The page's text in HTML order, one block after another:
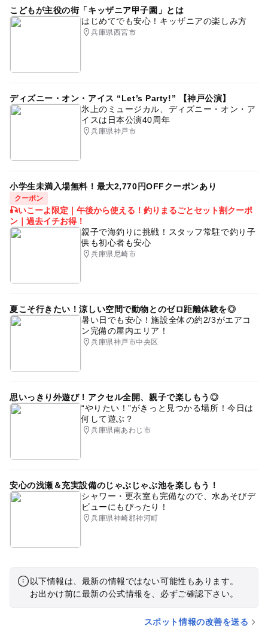
こどもが主役の街「キッザニア甲子園」とは
はじめてでも安心！キッザニアの楽しみ方
兵庫県西宮市
ディズニー・オン・アイス “Let’s Party!” 【神戸公演】
氷上のミュージカル、ディズニー・オン・ア
イスは日本公演40周年
兵庫県神戸市
小学生未満入場無料！最大2,770円OFFクーポンあり
クーポン
🎣いこーよ限定｜午後から使える！釣りまるごとセット割クーポ
ン｜過去イチお得！
親子で海釣りに挑戦！スタッフ常駐で釣り子
供も初心者も安心
兵庫県尼崎市
夏こそ行きたい！涼しい空間で動物とのゼロ距離体験を◎
暑い日でも安心！施設全体の約2/3がエアコ
ン完備の屋内エリア！
兵庫県神戸市中央区
思いっきり外遊び！アクセル全開、親子で楽しもう◎
“やりたい！”がきっと見つかる場所！今日は
何して遊ぶ？
兵庫県南あわじ市
安心の浅瀬＆充実設備のじゃぶじゃぶ池を楽しもう！
シャワー・更衣室も完備なので、水あそびデ
ビューにもぴったり！
兵庫県神崎郡神河町
以下情報は、最新の情報ではない可能性もあります。
お出かけ前に最新の公式情報を、必ずご確認下さい。
スポット情報の改善を送る